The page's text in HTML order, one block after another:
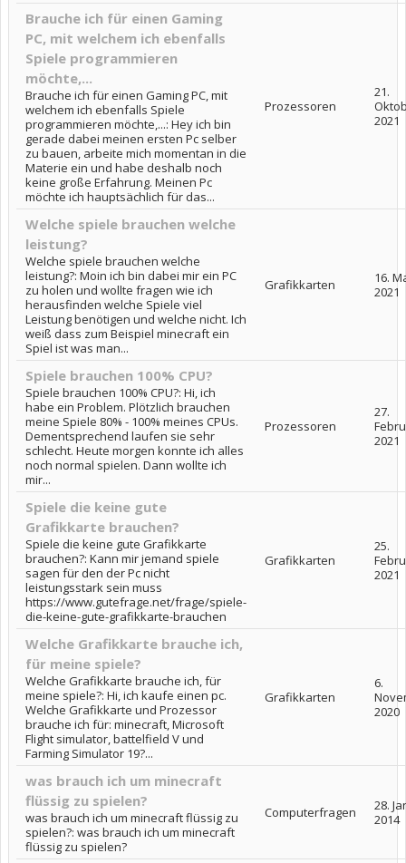
Brauche ich für einen Gaming
PC, mit welchem ich ebenfalls
Spiele programmieren
möchte,...
Brauche ich für einen Gaming PC, mit
welchem ich ebenfalls Spiele
programmieren möchte,...: Hey ich bin
gerade dabei meinen ersten Pc selber
zu bauen, arbeite mich momentan in die
Materie ein und habe deshalb noch
keine große Erfahrung. Meinen Pc
möchte ich hauptsächlich für das...
Prozessoren
21.
2021
Welche spiele brauchen welche
leistung?
Welche spiele brauchen welche
leistung?: Moin ich bin dabei mir ein PC
zu holen und wollte fragen wie ich
herausfinden welche Spiele viel
Leistung benötigen und welche nicht. Ich
weiß dass zum Beispiel minecraft ein
Spiel ist was man...
Grafikkarten
16.
2021
Spiele brauchen 100% CPU?
Spiele brauchen 100% CPU?: Hi, ich
habe ein Problem. Plötzlich brauchen
meine Spiele 80% - 100% meines CPUs.
Dementsprechend laufen sie sehr
schlecht. Heute morgen konnte ich alles
noch normal spielen. Dann wollte ich
mir...
Prozessoren
27.
2021
Spiele die keine gute
Grafikkarte brauchen?
Spiele die keine gute Grafikkarte
brauchen?: Kann mir jemand spiele
sagen für den der Pc nicht
leistungsstark sein muss
https://www.gutefrage.net/frage/spiele-
die-keine-gute-grafikkarte-brauchen
Grafikkarten
25.
2021
Welche Grafikkarte brauche ich,
für meine spiele?
Welche Grafikkarte brauche ich, für
meine spiele?: Hi, ich kaufe einen pc.
Welche Grafikkarte und Prozessor
brauche ich für: minecraft, Microsoft
Flight simulator, battelfield V und
Farming Simulator 19?...
Grafikkarten
6.
2020
was brauch ich um minecraft
flüssig zu spielen?
was brauch ich um minecraft flüssig zu
spielen?: was brauch ich um minecraft
flüssig zu spielen?
Computerfragen
28.
2014